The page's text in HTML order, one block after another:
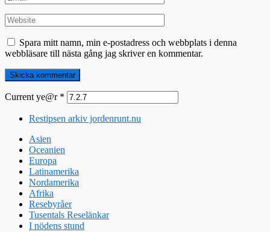
Spara mitt namn, min e-postadress och webbplats i denna
webbläsare till nästa gång jag skriver en kommentar.
Current ye@r *
Restipsen arkiv jordenrunt.nu
Asien
Oceanien
Europa
Latinamerika
Nordamerika
Afrika
Resebyråer
Tusentals Reselänkar
I nödens stund